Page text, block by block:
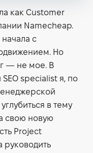
как Customer
Namecheap.
начала с
Но
— не мое. В
specialist я, по
в тему
свою новую
Project
руководить